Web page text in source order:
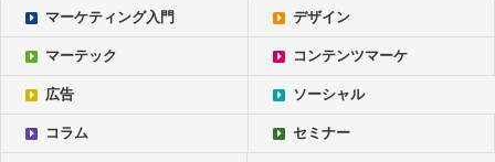
マーケティング入門 デザイン
マーテック コンテンツマーケ
広告 ソーシャル
コラム セミナー